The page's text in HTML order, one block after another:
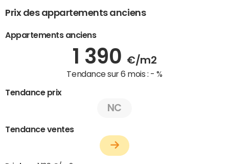
Prix des appartements anciens
Appartements anciens
1 390 €/m2
Tendance sur 6 mois : - %
Tendance prix
NC
Tendance ventes